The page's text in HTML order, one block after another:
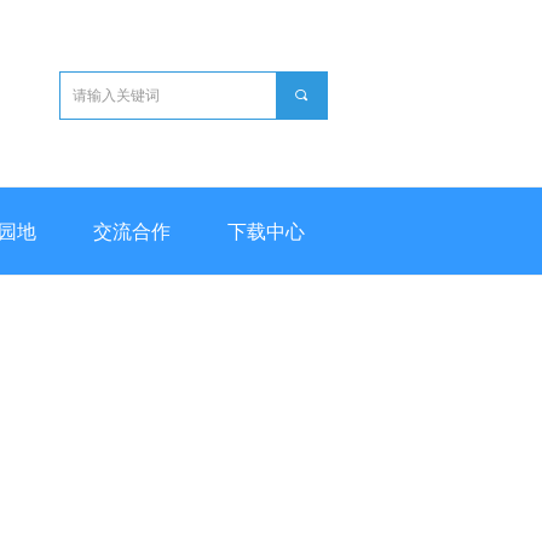
끠
地 交流合作 下载中心